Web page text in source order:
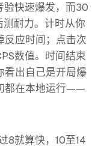
验快速爆发，而30
耐力。计时从你
反应时间；点击次
数值。时间结束
看出自己是开局爆
都在本地运行——
8就算快，10至14